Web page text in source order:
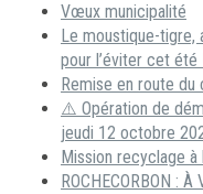
Vœux municipalité
Le moustique-tigre,
pour l’éviter cet été
Remise en route du
⚠️ Opération de
jeudi 12 octobre
Mission recyclage
ROCHECORBON :